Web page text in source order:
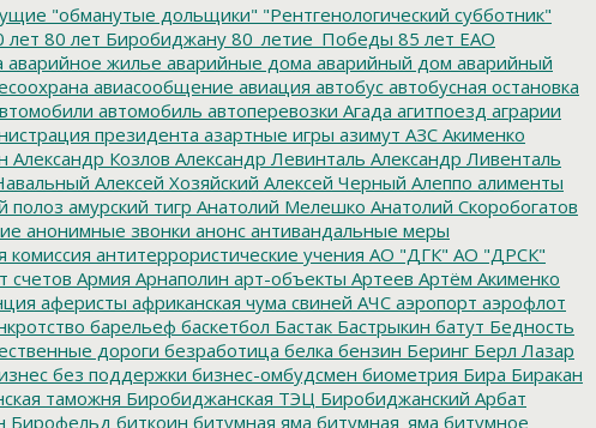
"обманутые дольщики" "Рентгенологический субботник"
лет 80 лет Биробиджану 80_летие_Победы 85 лет ЕАО
аварийное жилье аварийные дома аварийный дом аварийный
авиасообщение авиация автобус автобусная остановка
автомобиль автоперевозки Агада агитпоезд аграрии
президента азартные игры азимут АЗС Акименко
Александр Козлов Александр Левинталь Александр Ливенталь
Алексей Хозяйский Алексей Черный Алеппо алименты
полоз амурский тигр Анатолий Мелешко Анатолий Скоробогатов
анонимные звонки анонс антивандальные меры
комиссия антитеррористические учения АО "ДГК" АО "ДРСК"
счетов Армия Арнаполин арт-объекты Артеев Артём Акименко
аферисты африканская чума свиней АЧС аэропорт аэрофлот
барельеф баскетбол Бастак Бастрыкин батут Бедность
дороги безработица белка бензин Беринг Берл Лазар
без поддержки бизнес-омбудсмен биометрия Бира Биракан
таможня Биробиджанская ТЭЦ Биробиджанский Арбат
Бирофельд биткоин битумная яма битумная_яма битумное